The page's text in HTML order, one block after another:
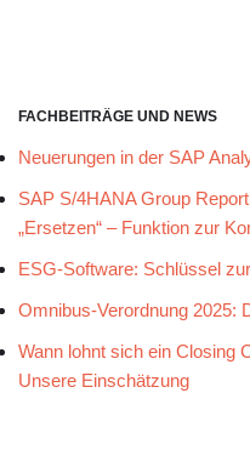
FACHBEITRÄGE UND NEWS
Neuerungen in der SAP
SAP S/4HANA Group
„Ersetzen“ – Funktion zur
ESG-Software: Schlüssel
Omnibus-Verordnung 2025:
Wann lohnt sich ein Closing
Unsere Einschätzung